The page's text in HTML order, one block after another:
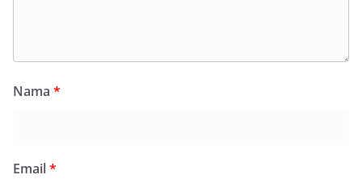
Nama *
Email*